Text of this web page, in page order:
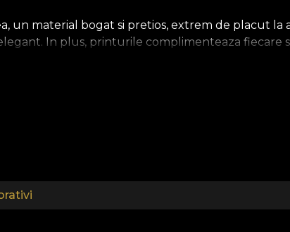
un material bogat si pretios, extrem de placut
In plus, printurile complimenteaza fiecare
ocazia de a se bucura de experienta